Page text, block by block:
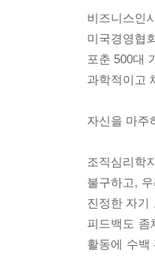
비즈니스인
미국경영협
포춘 500대
과학적이고
자신을 마주
조직심리학
불구하고,
진정한 자기
피드백도 좀
활동에 수백